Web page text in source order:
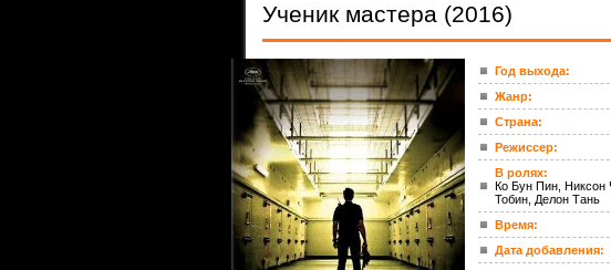
Ученик мастера (2016)
Год выхода:
Жанр:
Страна:
Режиссер:
В ролях:
Ко Бун Пин, Никсон
Тобин, Делон Тань
Время:
Дата добавления: